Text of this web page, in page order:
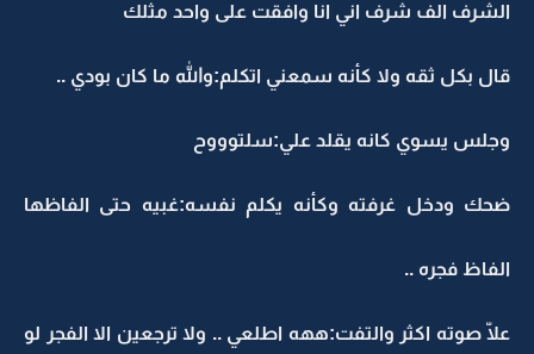
الشرف الف شرف اني انا وافقت على واحد مثلك
قال بكل ثقه ولا كأنه سمعني اتكلم:والله ما كان بودي ..
وجلس يسوي كانه يقلد علي:سلتوووح
ضحك ودخل غرفته وكأنه يكلم نفسه:غبيه حتى الفاظها
الفاظ فجره ..
علّا صوته اكثر والتفت:ههه اطلعي .. ولا ترجعين الا الفجر لو